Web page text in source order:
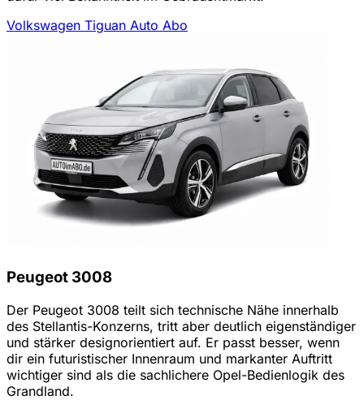
Volkswagen Tiguan Auto Abo
Peugeot 3008
Der Peugeot 3008 teilt sich technische Nähe innerhalb
des Stellantis-Konzerns, tritt aber deutlich eigenständiger
und stärker designorientiert auf. Er passt besser, wenn
dir ein futuristischer Innenraum und markanter Auftritt
wichtiger sind als die sachlichere Opel-Bedienlogik des
Grandland.